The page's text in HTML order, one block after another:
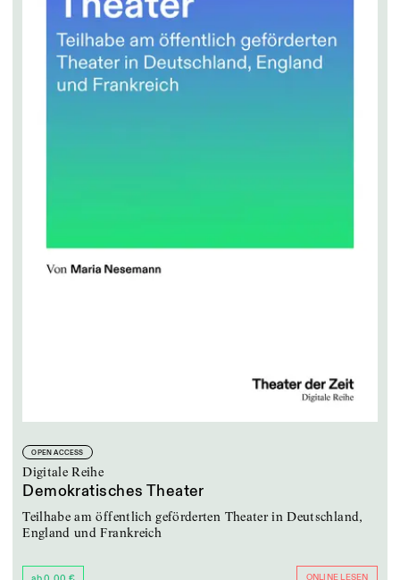
OPEN ACCESS
Digitale Reihe
Demokratisches Theater
Teilhabe am öffentlich geförderten Theater in Deutschland,
England und Frankreich
ONLINE LESEN